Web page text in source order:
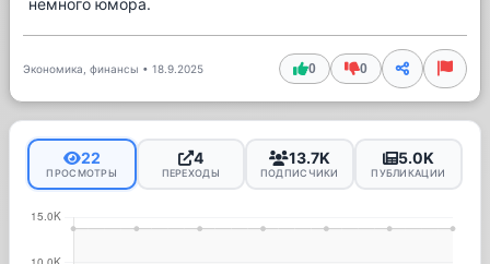
немного юмора.
Экономика, финансы • 18.9.2025 0 0
22
ПРОСМОТРЫ
4
ПЕРЕХОДЫ
13.7K
ПОДПИСЧИКИ
5.0K
ПУБЛИКАЦИИ